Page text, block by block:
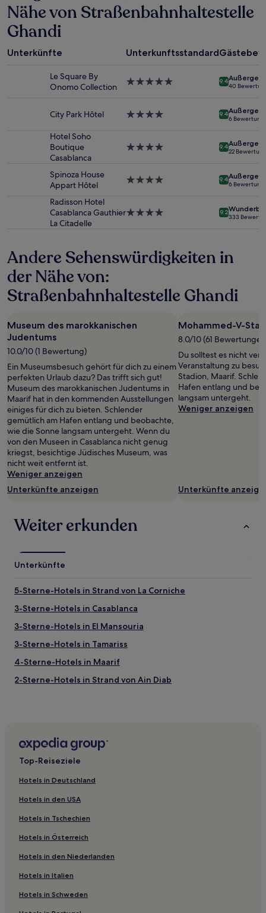
24 Stunden
für
einen
mit
2 Erwachsenen
Verfügbarkeiten
zusätzliche
Bedingungen
Nähe von Straßenbahnhaltestelle
Ghandi
Unterkünfte Unterkunftsstandard
Le Square By
Onomo Collection
5.0-
9.4
40
City Park Hôtel
4.0-
9.4
6
Hotel Soho
Boutique
Casablanca
4.0-
9.4
22
Spinoza House
Appart Hôtel
4.0-
9.4
6
Radisson Hotel
Casablanca Gauthier
La Citadelle
4.0-
9.2
333
Andere Sehenswürdigkeiten in
der Nähe von:
Straßenbahnhaltestelle Ghandi
Museum des marokkanischen
Judentums
10.0/10 (1 Bewertung)
Ein Museumsbesuch gehört für dich zu einem
perfekten Urlaub dazu? Das trifft sich gut!
Museum des marokkanischen Judentums in
Maarif hat in den kommenden Ausstellungen
einiges für dich zu bieten. Schlender
gemütlich am Hafen entlang und beobachte,
wie die Sonne langsam untergeht. Wenn du
von den Museen in Casablanca nicht genug
kriegst, besichtige Jüdisches Museum, was
nicht weit entfernt ist.
Weniger anzeigen
Unterkünfte anzeigen
Mohammed-V-
8.0/10 (61
Du solltest es nicht
Veranstaltung zu
Stadion, Maarif.
Hafen entlang und
langsam untergeht.
Weniger anzeigen
Unterkünfte
Weiter erkunden
Unterkünfte
5-Sterne-Hotels in Strand von La Corniche
3-Sterne-Hotels in Casablanca
3-Sterne-Hotels in El Mansouria
3-Sterne-Hotels in Tamariss
4-Sterne-Hotels in Maarif
2-Sterne-Hotels in Strand von Ain Diab
Gasthäuser in Casablanca
Ferienwohnungen in Bouznika
Aparthotels in Casa Nearshore Park
Ferienwohnungen in Strand von La Corniche
Riads in El Jadida
Gasthäuser in Habous Viertel
Riads in Strand von Haouzia
Aparthotels in Strand von Ain Diab
Ferienwohnungen in Strand von Ain Diab
Top-Reiseziele
Hotels in Deutschland
Hotels in den USA
Hotels in Tschechien
Hotels in Österreich
Hotels in den Niederlanden
Hotels in Italien
Hotels in Schweden